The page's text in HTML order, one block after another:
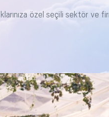
özel seçili sektör ve